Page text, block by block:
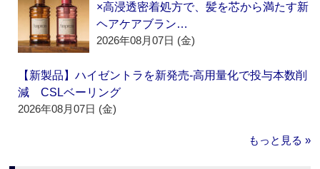
×高浸透密着処方で、髪を芯から満たす新
ヘアケアブラン…
2026年08月07日 (金)
【新製品】ハイゼントラを新発売‐高用量化で投与本数削
減 CSLベーリング
2026年08月07日 (金)
もっと見る »